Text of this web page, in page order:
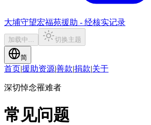
大埔守望宏福苑援助 - 经核实记录
加载中... 切换主题
简
首页|援助资源|善款|捐款|关于
深切悼念罹难者
常见问题